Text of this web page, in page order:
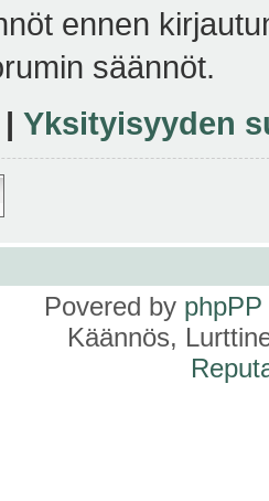
ennen
säännöt.
| Yksityisyyden
Povered by phpPP
Käännös,